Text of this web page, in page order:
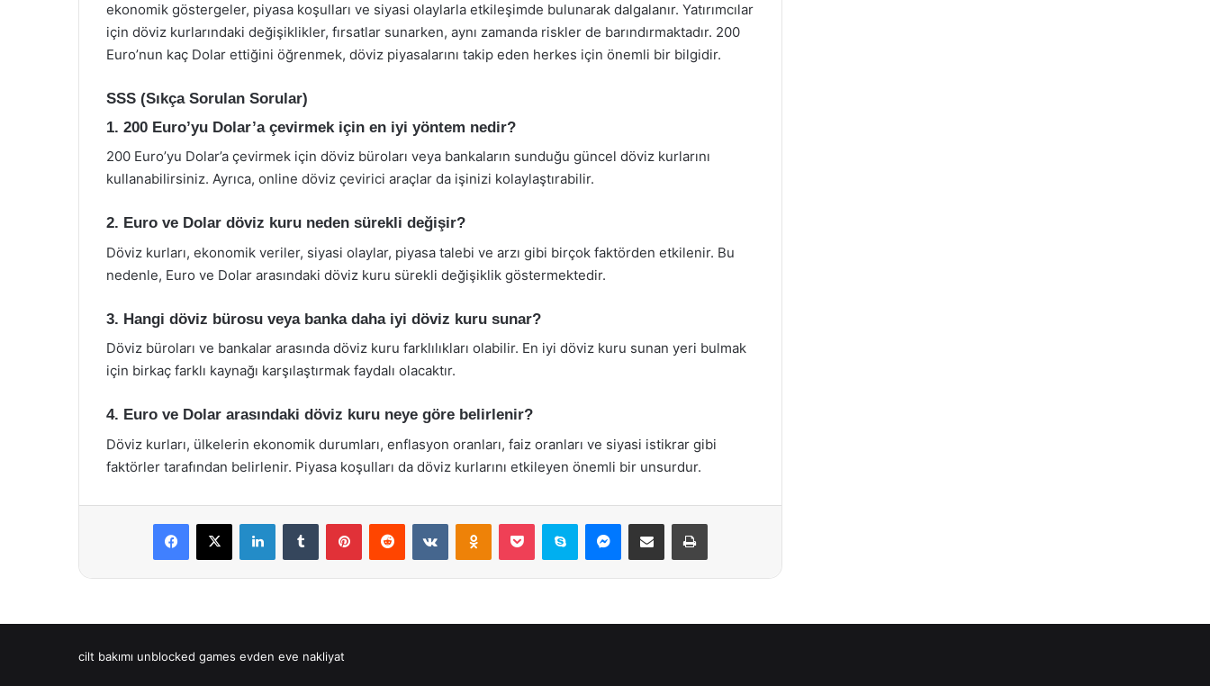
ekonomik göstergeler, piyasa koşulları ve siyasi olaylarla etkileşimde bulunarak dalgalanır. Yatırımcılar
için döviz kurlarındaki değişiklikler, fırsatlar sunarken, aynı zamanda riskler de barındırmaktadır. 200
Euro’nun kaç Dolar ettiğini öğrenmek, döviz piyasalarını takip eden herkes için önemli bir bilgidir.
SSS (Sıkça Sorulan Sorular)
1. 200 Euro’yu Dolar’a çevirmek için en iyi yöntem nedir?
200 Euro’yu Dolar’a çevirmek için döviz büroları veya bankaların sunduğu güncel döviz kurlarını
kullanabilirsiniz. Ayrıca, online döviz çevirici araçlar da işinizi kolaylaştırabilir.
2. Euro ve Dolar döviz kuru neden sürekli değişir?
Döviz kurları, ekonomik veriler, siyasi olaylar, piyasa talebi ve arzı gibi birçok faktörden etkilenir. Bu
nedenle, Euro ve Dolar arasındaki döviz kuru sürekli değişiklik göstermektedir.
3. Hangi döviz bürosu veya banka daha iyi döviz kuru sunar?
Döviz büroları ve bankalar arasında döviz kuru farklılıkları olabilir. En iyi döviz kuru sunan yeri bulmak
için birkaç farklı kaynağı karşılaştırmak faydalı olacaktır.
4. Euro ve Dolar arasındaki döviz kuru neye göre belirlenir?
Döviz kurları, ülkelerin ekonomik durumları, enflasyon oranları, faiz oranları ve siyasi istikrar gibi
faktörler tarafından belirlenir. Piyasa koşulları da döviz kurlarını etkileyen önemli bir unsurdur.
Facebook
X LinkedInTumblr PinterestReddit VKontakteOdnoklassniki
Pocket Skype Messenger
E-Posta ile paylaş Yazdır
cilt bakımı unblocked games evden eve nakliyat